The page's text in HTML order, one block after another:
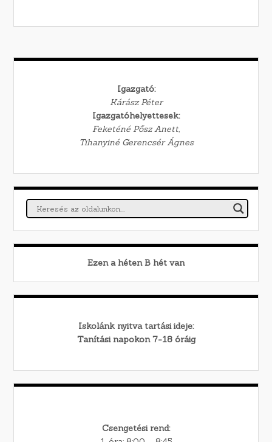
Igazgató:
Kárász Péter
Igazgatóhelyettesek:
Feketéné Pősz Anett,
Tihanyiné Gerencsér Ágnes
Ezen a héten B hét van
Iskolánk nyitva tartási ideje:
Tanítási napokon 7-18 óráig
Csengetési rend: